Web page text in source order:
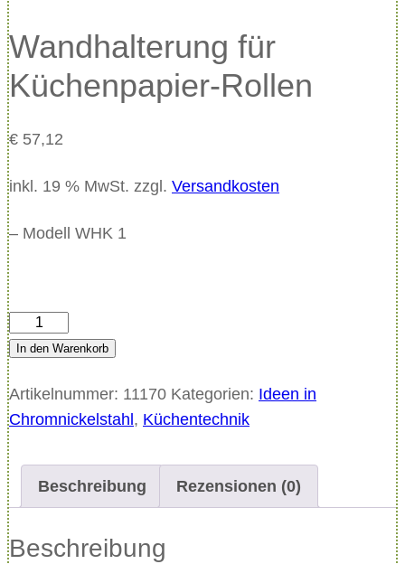
Wandhalterung für
Küchenpapier-Rollen
€ 57,12
inkl. 19 % MwSt. zzgl. Versandkosten
– Modell WHK 1
W
a
n
d
h
a
l
t
e
r
In den Warenkorb
Artikelnummer: 11170 Kategorien: Ideen in
Chromnickelstahl , Küchentechnik
Beschreibung Rezensionen (0)
Beschreibung